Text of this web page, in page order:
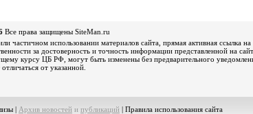
Все права защищены SiteMan.ru
частичном использовании материалов сайта, прямая активная ссылка
за достоверность и точность информации представленной на
курсу ЦБ РФ, могут быть изменены без предварительного
от указанной.
| Архив новостей и публикаций | Правила использования сайта